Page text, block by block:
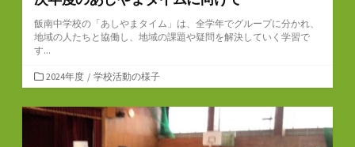
飯南中学校の「あしやまタイム」は、全学年でグループに分かれ、
地域の人たちと協働し、地域の課題や疑問を解決していく学習で
す...
カ
テ
ゴ
2024年度 / 学校活動の様子